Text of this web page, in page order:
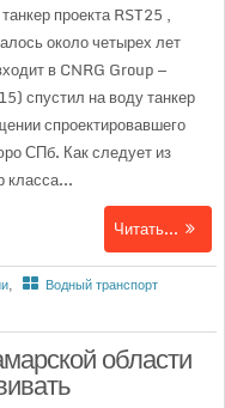
проекта RST25 ,
около четырех лет
в CNRG Group —
спустил на воду танкер
спроектировавшего
СПб. Как следует из
класса...
Читать...
,
Водный транспорт
области